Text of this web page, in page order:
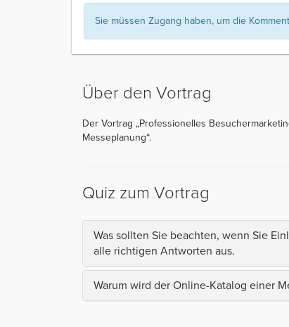
Sie müssen Zugang haben, um die
Über den Vortrag
Der Vortrag „Professionelles
Messeplanung“.
Quiz zum Vortrag
Was sollten Sie beachten, wenn Sie
alle richtigen Antworten aus.
Warum wird der Online-Katalog einer